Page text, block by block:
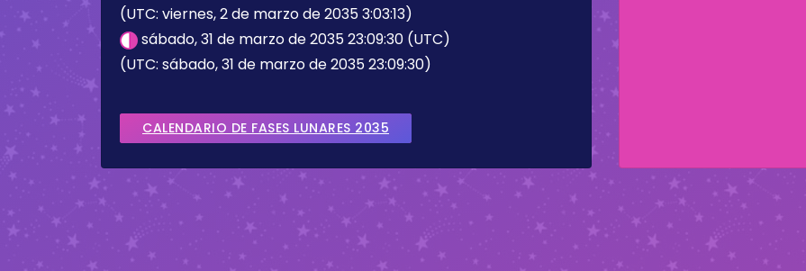
(UTC: viernes, 2 de marzo de 2035 3:03:13)
sábado, 31 de marzo de 2035 23:09:30 (UTC)
(UTC: sábado, 31 de marzo de 2035 23:09:30)
CALENDARIO DE FASES LUNARES 2035